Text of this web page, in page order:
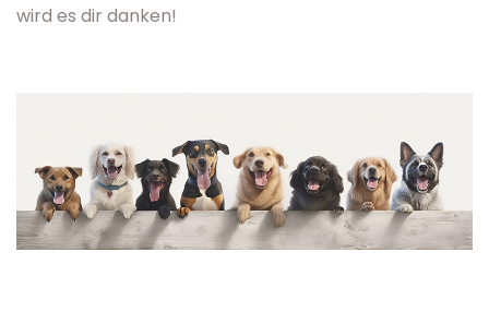
wird es dir danken!